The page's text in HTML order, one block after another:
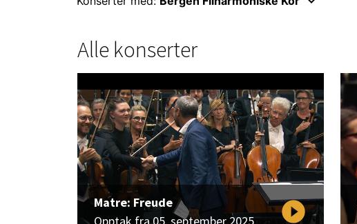
Alle konserter
Matre: Freude
play_circle_filled